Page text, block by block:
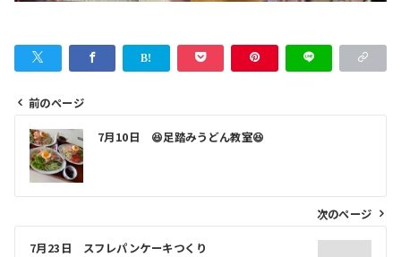
投
稿
ナ
ビ
ゲ
前のページ
7月10日 😆足踏みうどん教室😆
次のページ
7月23日 スフレパンケーキつくり